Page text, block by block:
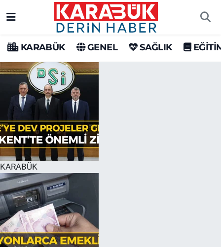
KARABÜK GENEL SAĞLIK
KARABÜK
Karabük Hava Durumu
Karabük Trafik Yoğunluk Haritası
Süper Lig Puan Durumu ve Fikstür
Tüm Manşetler
Son Dakika Haberleri
Haber Arşivi